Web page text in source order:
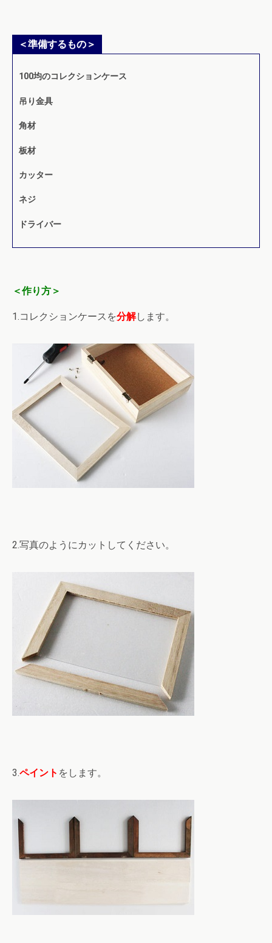
＜準備するもの＞
100均のコレクションケース
吊り金具
角材
板材
カッター
ネジ
ドライバー
＜作り方＞
1.コレクションケースを分解します。
2.写真のようにカットしてください。
3.ペイント をします。